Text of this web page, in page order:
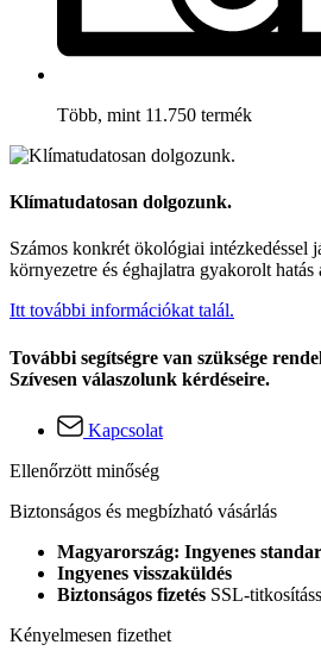
Több, mint 11.750 termék
Klímatudatosan dolgozunk.
Számos konkrét ökológiai intézkedéssel
környezetre és éghajlatra gyakorolt
Itt további információkat talál.
További segítségre van szüksége
Szívesen válaszolunk kérdéseire.
Kapcsolat
Ellenőrzött minőség
Biztonságos és megbízható vásárlás
Magyarország: Ingyenes
Ingyenes visszaküldés
Biztonságos fizetés SSL-
Kényelmesen fizethet